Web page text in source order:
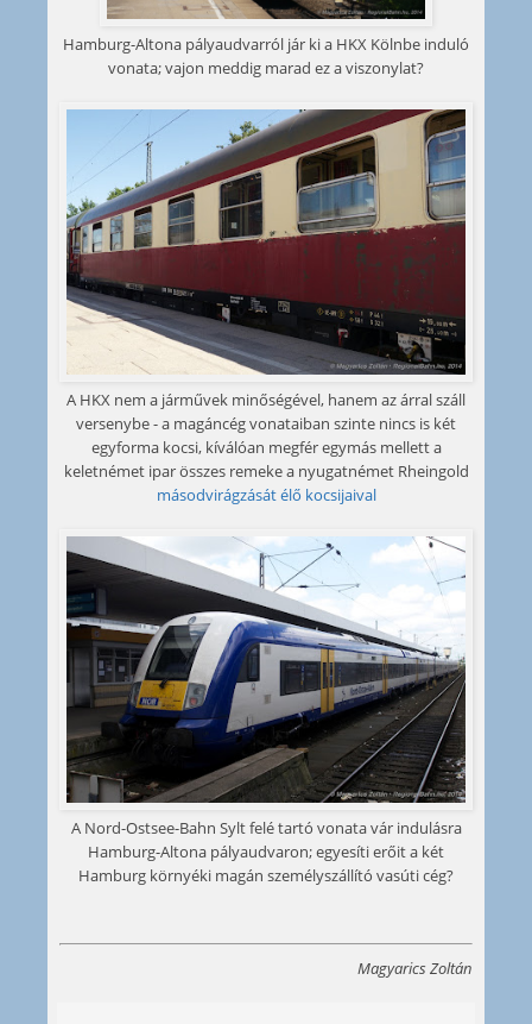
Hamburg-Altona pályaudvarról jár ki a HKX Kölnbe induló
vonata; vajon meddig marad ez a viszonylat?
A HKX nem a járművek minőségével, hanem az árral száll
versenybe - a magáncég vonataiban szinte nincs is két
egyforma kocsi, kíválóan megfér egymás mellett a
keletnémet ipar összes remeke a nyugatnémet Rheingold
másodvirágzását élő kocsijaival
A Nord-Ostsee-Bahn Sylt felé tartó vonata vár indulásra
Hamburg-Altona pályaudvaron; egyesíti erőit a két
Hamburg környéki magán személyszállító vasúti cég?
Magyarics Zoltán